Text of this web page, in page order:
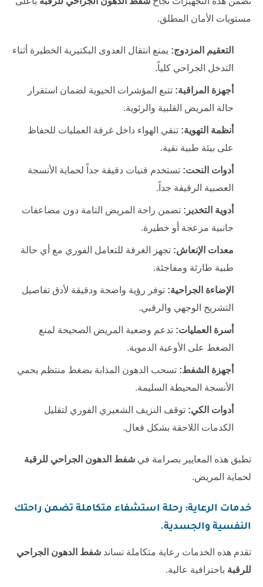
مستويات الأمان المطلق.
التعقيم المزدوج: يمنع انتقال العدوى البكتيرية الخطيرة أثناء
التدخل الجراحي كلياً.
أجهزة المراقبة: تتبع المؤشرات الحيوية لضمان استقرار
حالة المريض القلبية والرئوية.
أنظمة التهوية: تنقي الهواء داخل غرفة العمليات للحفاظ
على بيئة طبية نقية.
أدوات النحت: تستخدم قنيات دقيقة جداً لحماية الأنسجة
العصبية الرقيقة جداً.
أدوية التخدير: تضمن راحة المريض التامة دون مضاعفات
جانبية مزعجة أو خطيرة.
معدات الإنعاش: تجهز الغرفة للتعامل الفوري مع أي حالة
طبية طارئة ومفاجئة.
الإضاءة الجراحية: توفر رؤية واضحة ودقيقة لأدق تفاصيل
التشريح الوجهي والرقبي.
أسرة العمليات: تدعم وضعية المريض الصحيحة لمنع
الضغط على الأوعية الدموية.
أجهزة الشفط: تسحب الدهون المذابة بضغط منتظم يحمي
الأنسجة المحيطة السليمة.
أدوات الكي: توقف النزيف الشعيري الفوري لتقليل
الكدمات اللاحقة بشكل فعال.
تطبق هذه المعايير بصرامة في شفط الدهون الجراحي للرقبة
لحماية المريض.
خدمات الرعاية: رحلة استشفاء متكاملة تضمن راحتك
النفسية والجسدية.
تقدم هذه الخدمات رعاية متكاملة تساند شفط الدهون الجراحي
للرقبة باحترافية عالية.